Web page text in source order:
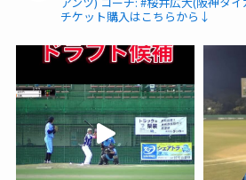
チケット購入はこちらから↓